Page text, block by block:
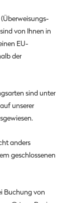
(Überweisungs-
sind von Ihnen in
EU-
der
sind unter
unserer
anders
geschlossenen
Buchung von